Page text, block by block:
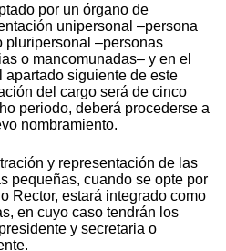
por un órgano de
unipersonal –persona
pluripersonal –personas
o mancomunadas– y en el
apartado siguiente de este
del cargo será de cinco
periodo, deberá procederse a
nombramiento.
y representación de las
pequeñas, cuando se opte por
Rector, estará integrado como
en cuyo caso tendrán los
y secretaria o